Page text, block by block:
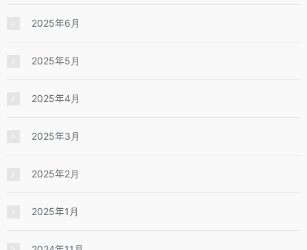
2025年6月
2025年5月
2025年4月
2025年3月
2025年2月
2025年1月